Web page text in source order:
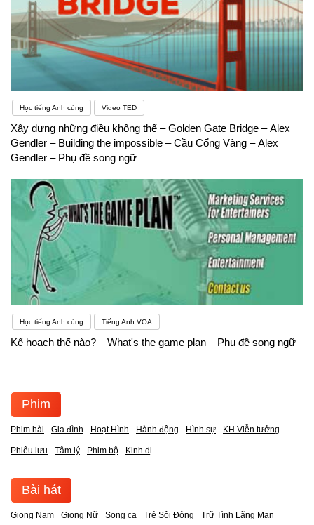
Học tiếng Anh cùng Video TED
Xây dựng những điều không thể – Golden Gate Bridge – Alex
Gendler – Building the impossible – Cầu Cổng Vàng – Alex
Gendler – Phụ đề song ngữ
Học tiếng Anh cùng Tiếng Anh VOA
Kế hoạch thế nào? – What's the game plan – Phụ đề song ngữ
Phim
Phim hài Gia đình Hoạt Hình Hành động Hình sự KH Viễn tưởng
Phiêu lưu Tâm lý Phim bộ Kinh dị
Bài hát
Giọng Nam Giọng Nữ Song ca Trẻ Sôi Động Trữ Tình Lãng Mạn